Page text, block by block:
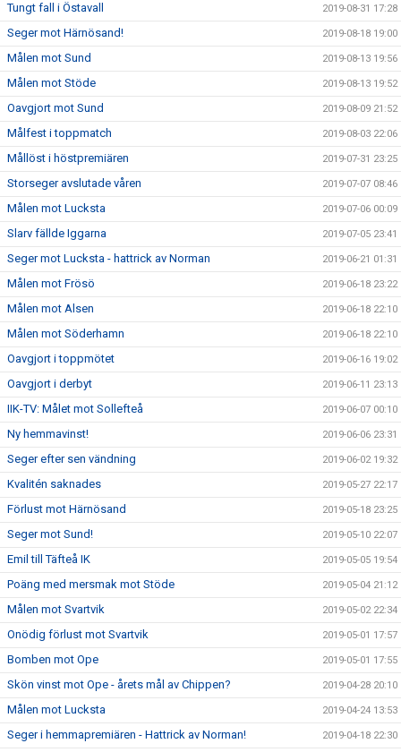
Tungt fall i Östavall 2019-08-31 17:28
Seger mot Härnösand! 2019-08-18 19:00
Målen mot Sund 2019-08-13 19:56
Målen mot Stöde 2019-08-13 19:52
Oavgjort mot Sund 2019-08-09 21:52
Målfest i toppmatch 2019-08-03 22:06
Mållöst i höstpremiären 2019-07-31 23:25
Storseger avslutade våren 2019-07-07 08:46
Målen mot Lucksta 2019-07-06 00:09
Slarv fällde Iggarna 2019-07-05 23:41
Seger mot Lucksta - hattrick av Norman 2019-06-21 01:31
Målen mot Frösö 2019-06-18 23:22
Målen mot Alsen 2019-06-18 22:10
Målen mot Söderhamn 2019-06-18 22:10
Oavgjort i toppmötet 2019-06-16 19:02
Oavgjort i derbyt 2019-06-11 23:13
IIK-TV: Målet mot Sollefteå 2019-06-07 00:10
Ny hemmavinst! 2019-06-06 23:31
Seger efter sen vändning 2019-06-02 19:32
Kvalitén saknades 2019-05-27 22:17
Förlust mot Härnösand 2019-05-18 23:25
Seger mot Sund! 2019-05-10 22:07
Emil till Täfteå IK 2019-05-05 19:54
Poäng med mersmak mot Stöde 2019-05-04 21:12
Målen mot Svartvik 2019-05-02 22:34
Onödig förlust mot Svartvik 2019-05-01 17:57
Bomben mot Ope 2019-05-01 17:55
Skön vinst mot Ope - årets mål av Chippen? 2019-04-28 20:10
Målen mot Lucksta 2019-04-24 13:53
Seger i hemmapremiären - Hattrick av Norman! 2019-04-18 22:30